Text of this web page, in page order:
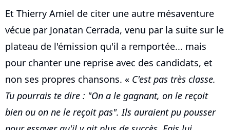
Et Thierry Amiel de citer une autre mésaventure
vécue par Jonatan Cerrada, venu par la suite sur le
plateau de l'émission qu'il a remportée... mais
pour chanter une reprise avec des candidats, et
non ses propres chansons. « C'est pas très classe.
Tu pourrais te dire : "On a le gagnant, on le reçoit
bien ou on ne le reçoit pas". Ils auraient pu pousser